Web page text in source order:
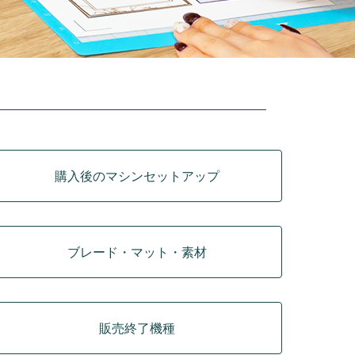
購入後のマシンセットアップ
ブレード・マット・素材
販売終了機種